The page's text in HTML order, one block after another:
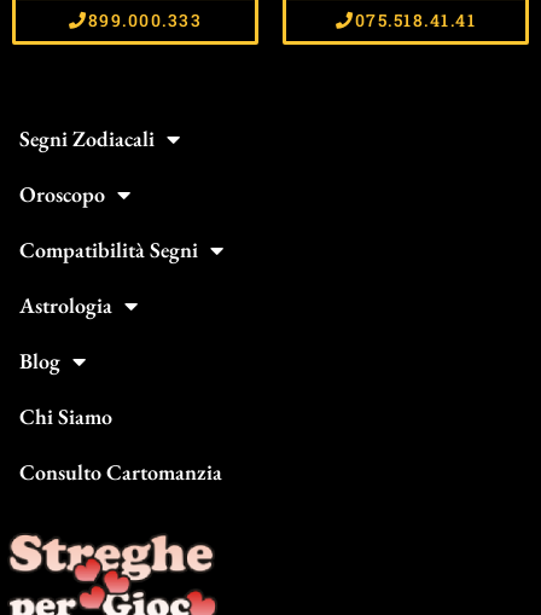
899.000.333 075.518.41.41
Segni Zodiacali
Oroscopo
Compatibilità Segni
Astrologia
Blog
Chi Siamo
Consulto Cartomanzia